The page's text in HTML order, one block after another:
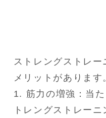
ストレングストレー
メリットがあります
1. 筋力の増強：当
トレングストレー